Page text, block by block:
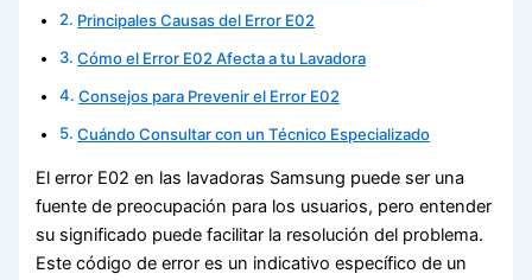
Principales Causas del Error E02
Cómo el Error E02 Afecta a tu Lavadora
Consejos para Prevenir el Error E02
Cuándo Consultar con un Técnico Especializado
El error E02 en las lavadoras Samsung puede ser una
fuente de preocupación para los usuarios, pero entender
su significado puede facilitar la resolución del problema.
Este código de error es un indicativo específico de un